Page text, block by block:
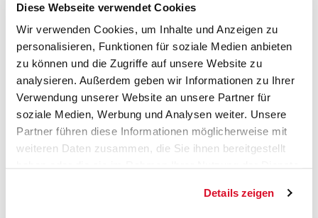
Diese Webseite verwendet Cookies
Wir verwenden Cookies, um Inhalte und Anzeigen zu
personalisieren, Funktionen für soziale Medien anbieten
zu können und die Zugriffe auf unsere Website zu
analysieren. Außerdem geben wir Informationen zu Ihrer
Verwendung unserer Website an unsere Partner für
soziale Medien, Werbung und Analysen weiter. Unsere
Partner führen diese Informationen möglicherweise mit
weiteren Daten zusammen, die Sie ihnen bereitgestellt
Details zeigen
Ved Milepaelen 6-8
8361 Hasselager, DK
CVR: DK-30205618
Caljan Technologien
Branchen
Über Caljan